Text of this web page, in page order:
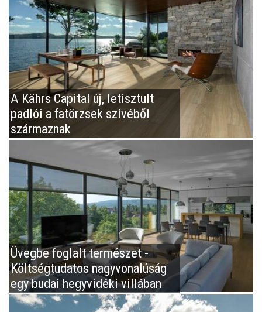
A Kährs Capital új, letisztult
padlói a fatörzsek szívéből
származnak
Üvegbe foglalt természet -
Költségtudatos nagyvonalúság
egy budai hegyvidéki villában